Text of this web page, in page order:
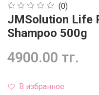
(0)
JMSolution Life
Shampoo 500g
4900.00 тг.
В избранное